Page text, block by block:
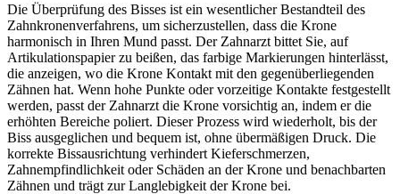
Die Überprüfung des Bisses ist ein wesentlicher Bestandteil des
Zahnkronenverfahrens, um sicherzustellen, dass die Krone
harmonisch in Ihren Mund passt. Der Zahnarzt bittet Sie, auf
Artikulationspapier zu beißen, das farbige Markierungen hinterlässt,
die anzeigen, wo die Krone Kontakt mit den gegenüberliegenden
Zähnen hat. Wenn hohe Punkte oder vorzeitige Kontakte festgestellt
werden, passt der Zahnarzt die Krone vorsichtig an, indem er die
erhöhten Bereiche poliert. Dieser Prozess wird wiederholt, bis der
Biss ausgeglichen und bequem ist, ohne übermäßigen Druck. Die
korrekte Bissausrichtung verhindert Kieferschmerzen,
Zahnempfindlichkeit oder Schäden an der Krone und benachbarten
Zähnen und trägt zur Langlebigkeit der Krone bei.